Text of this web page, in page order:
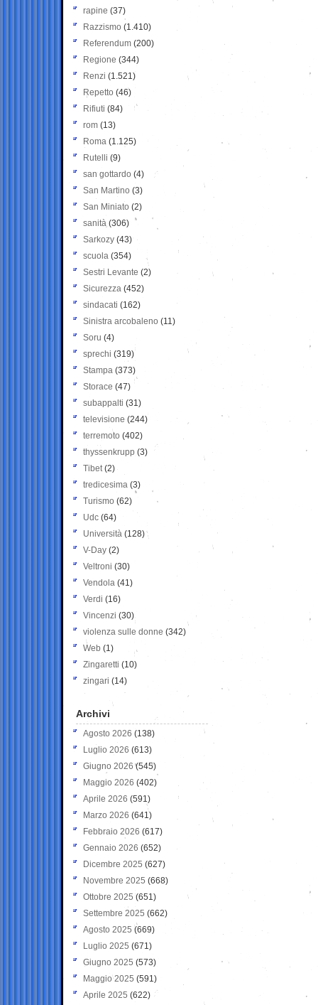
rapine (37)
Razzismo (1.410)
Referendum (200)
Regione (344)
Renzi (1.521)
Repetto (46)
Rifiuti (84)
rom (13)
Roma (1.125)
Rutelli (9)
san gottardo (4)
San Martino (3)
San Miniato (2)
sanità (306)
Sarkozy (43)
scuola (354)
Sestri Levante (2)
Sicurezza (452)
sindacati (162)
Sinistra arcobaleno (11)
Soru (4)
sprechi (319)
Stampa (373)
Storace (47)
subappalti (31)
televisione(244)
terremoto (402)
thyssenkrupp (3)
Tibet(2)
tredicesima (3)
Turismo (62)
Udc (64)
Università (128)
V-Day (2)
Veltroni (30)
Vendola (41)
Verdi (16)
Vincenzi (30)
violenza sulle donne (342)
Web (1)
Zingaretti (10)
zingari (14)
Archivi
Agosto 2026 (138)
Luglio 2026 (613)
Giugno 2026 (545)
Maggio 2026 (402)
Aprile 2026 (591)
Marzo 2026 (641)
Febbraio 2026 (617)
Gennaio 2026 (652)
Dicembre 2025 (627)
Novembre 2025 (668)
Ottobre 2025 (651)
Settembre 2025 (662)
Agosto 2025 (669)
Luglio 2025 (671)
Giugno 2025 (573)
Maggio 2025 (591)
Aprile 2025 (622)